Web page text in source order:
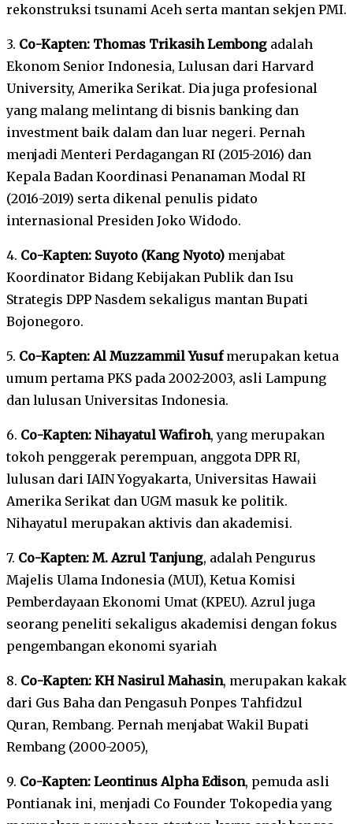
rekonstruksi tsunami Aceh serta mantan sekjen PMI.
3. Co-Kapten: Thomas Trikasih Lembong adalah
Ekonom Senior Indonesia, Lulusan dari Harvard
University, Amerika Serikat. Dia juga profesional
yang malang melintang di bisnis banking dan
investment baik dalam dan luar negeri. Pernah
menjadi Menteri Perdagangan RI (2015-2016) dan
Kepala Badan Koordinasi Penanaman Modal RI
(2016-2019) serta dikenal penulis pidato
internasional Presiden Joko Widodo.
4. Co-Kapten: Suyoto (Kang Nyoto) menjabat
Koordinator Bidang Kebijakan Publik dan Isu
Strategis DPP Nasdem sekaligus mantan Bupati
Bojonegoro.
5. Co-Kapten: Al Muzzammil Yusufmerupakan ketua
umum pertama PKS pada 2002-2003, asli Lampung
dan lulusan Universitas Indonesia.
6. Co-Kapten: Nihayatul Wafiroh, yang merupakan
tokoh penggerak perempuan, anggota DPR RI,
lulusan dari IAIN Yogyakarta, Universitas Hawaii
Amerika Serikat dan UGM masuk ke politik.
Nihayatul merupakan aktivis dan akademisi.
7. Co-Kapten: M. Azrul Tanjung, adalah Pengurus
Majelis Ulama Indonesia (MUI), Ketua Komisi
Pemberdayaan Ekonomi Umat (KPEU). Azrul juga
seorang peneliti sekaligus akademisi dengan fokus
pengembangan ekonomi syariah
8. Co-Kapten: KH Nasirul Mahasin, merupakan kakak
dari Gus Baha dan Pengasuh Ponpes Tahfidzul
Quran, Rembang. Pernah menjabat Wakil Bupati
Rembang (2000-2005),
9. Co-Kapten: Leontinus Alpha Edison, pemuda asli
Pontianak ini, menjadi Co Founder Tokopedia yang